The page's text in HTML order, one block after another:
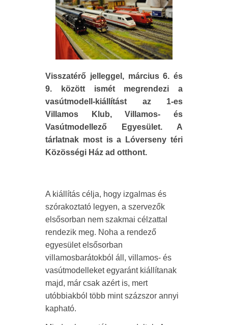
Visszatérő jelleggel, március 6. és
9. között ismét megrendezi a
vasútmodell-kiállítást az 1-es
Villamos Klub, Villamos- és
Vasútmodellező Egyesület. A
tárlatnak most is a Lóverseny téri
Közösségi Ház ad otthont.
A kiállítás célja, hogy izgalmas és
szórakoztató legyen, a szervezők
elsősorban nem szakmai célzattal
rendezik meg. Noha a rendező
egyesület elsősorban
villamosbarátokból áll, villamos- és
vasútmodelleket egyaránt kiállítanak
majd, már csak azért is, mert
utóbbiakból több mint százszor annyi
kapható.